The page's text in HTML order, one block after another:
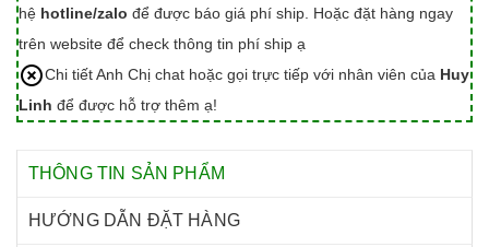
hệ hotline/zalo để được báo giá phí ship. Hoặc đặt hàng ngay
trên website để check thông tin phí ship ạ
Chi tiết Anh Chị chat hoặc gọi trực tiếp với nhân viên của Huy
Linh để được hỗ trợ thêm ạ!
THÔNG TIN SẢN PHẨM
HƯỚNG DẪN ĐẶT HÀNG